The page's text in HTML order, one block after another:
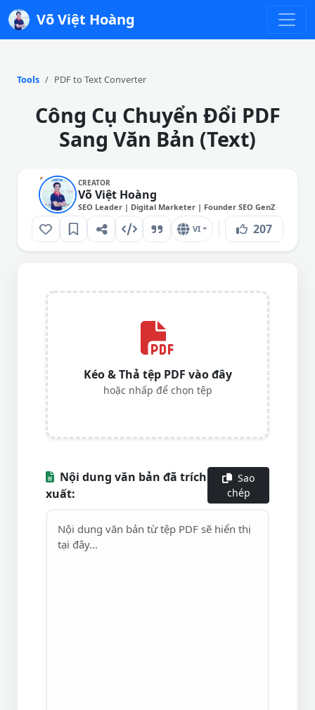
Võ Việt Hoàng
Tools PDF to Text Converter
Công Cụ Chuyển Đổi PDF
Sang Văn Bản (Text)
CREATOR
Võ Việt Hoàng
SEO Leader | Digital Marketer | Founder SEO GenZ
VI 207
Kéo & Thả tệp PDF vào đây
hoặc nhấp để chọn tệp
Nội dung văn bản đã trích
xuất:
Sao
chép